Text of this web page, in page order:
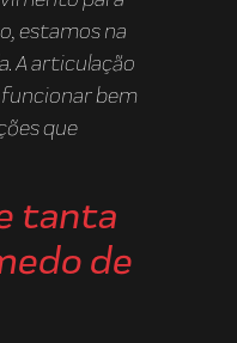
estamos na
A articulação
funcionar bem
que
tanta
de